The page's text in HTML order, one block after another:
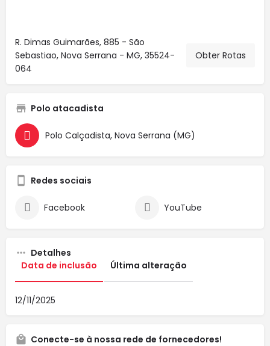
R. Dimas Guimarães, 885 - São
Sebastiao, Nova Serrana - MG, 35524-
064
Obter Rotas
Polo atacadista
Polo Calçadista, Nova Serrana (MG)
Redes sociais
Facebook YouTube
Detalhes
Data de inclusão
Última alteração
12/11/2025
Conecte-se à nossa rede de fornecedores!